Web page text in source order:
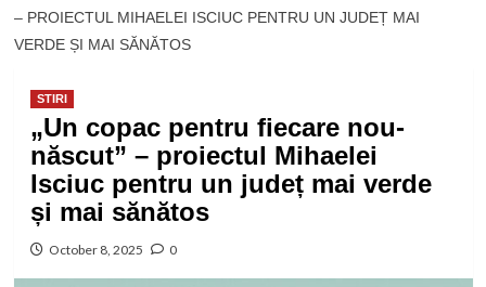
– PROIECTUL MIHAELEI ISCIUC PENTRU UN JUDEȚ MAI
VERDE ȘI MAI SĂNĂTOS
STIRI
„Un copac pentru fiecare nou-
născut” – proiectul Mihaelei
Isciuc pentru un județ mai verde
și mai sănătos
October 8, 2025 0